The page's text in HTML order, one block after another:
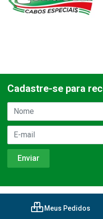
Cadastre-se para
Meus Pedidos